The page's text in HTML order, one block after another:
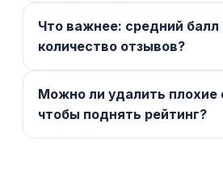
Что важнее: средний балл
количество отзывов?
Можно ли удалить плохие
чтобы поднять рейтинг?